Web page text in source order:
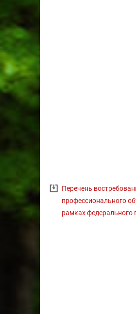
Перечень
профессионального
рамках федерального